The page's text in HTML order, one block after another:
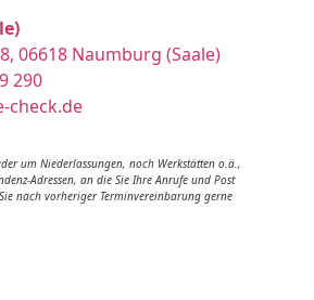
06618 Naumburg (Saale)
290
check.de
um Niederlassungen, noch Werkstätten o.ä.,
Adressen, an die Sie Ihre Anrufe und Post
nach vorheriger Terminvereinbarung gerne